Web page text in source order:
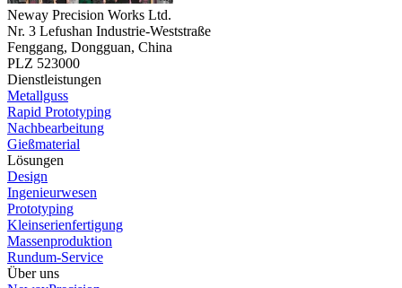
Neway Precision Works Ltd.
Nr. 3 Lefushan Industrie-Weststraße
Fenggang, Dongguan, China
PLZ 523000
Dienstleistungen
Metallguss
Rapid Prototyping
Nachbearbeitung
Gießmaterial
Lösungen
Design
Ingenieurwesen
Prototyping
Kleinserienfertigung
Massenproduktion
Rundum-Service
Über uns